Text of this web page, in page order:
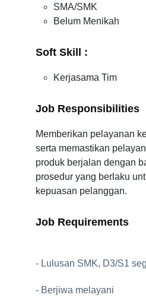
SMA/SMK
Belum Menikah
Soft Skill :
Kerjasama Tim
Job Responsibilities
Memberikan pelayanan
serta memastikan
produk berjalan dengan
prosedur yang berlaku
kepuasan pelanggan.
Job Requirements
- Lulusan SMK, D3/S1
- Berjiwa melayani